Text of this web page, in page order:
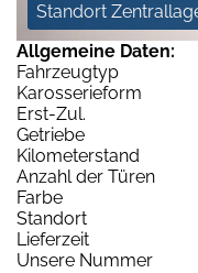
Standort
Allgemeine Daten:
Fahrzeugtyp
Karosserieform
Erst-Zul.
Getriebe
Kilometerstand
Anzahl der Türen
Farbe
Standort
Lieferzeit
Unsere Nummer